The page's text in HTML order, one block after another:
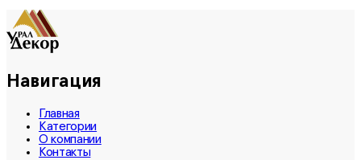
Навигация
Главная
Категории
О компании
Контакты